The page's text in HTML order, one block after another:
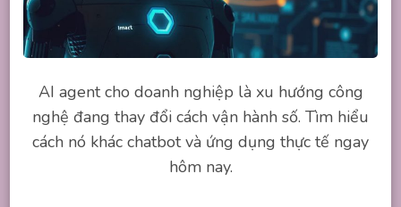
AI agent cho doanh nghiệp là xu hướng công
nghệ đang thay đổi cách vận hành số. Tìm hiểu
cách nó khác chatbot và ứng dụng thực tế ngay
hôm nay.